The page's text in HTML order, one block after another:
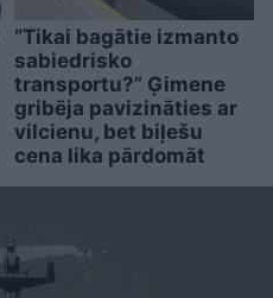
“Tikai bagātie izmanto
sabiedrisko
transportu?” Ģimene
gribēja pavizināties ar
vilcienu, bet biļešu
cena lika pārdomāt